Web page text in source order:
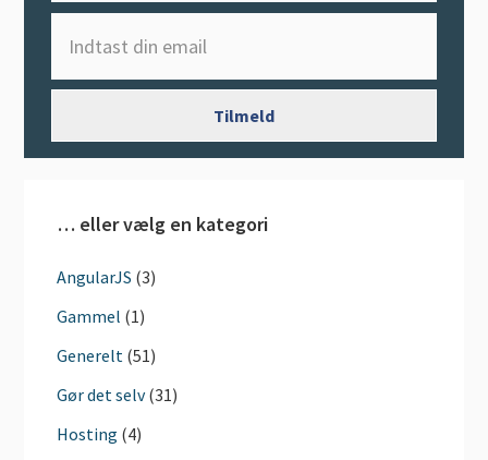
… eller vælg en kategori
AngularJS (3)
Gammel (1)
Generelt (51)
Gør det selv(31)
Hosting (4)